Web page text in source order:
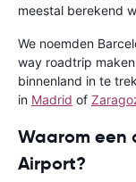
meestal berekend
We noemden
way roadtrip
binnenland in te
in Madrid of
Waarom een
Airport?